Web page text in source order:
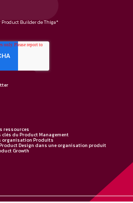
Product Builder de Thiga*
ressources
clés du Product Management
organisation Produits
Design dans une organisation produit
Growth